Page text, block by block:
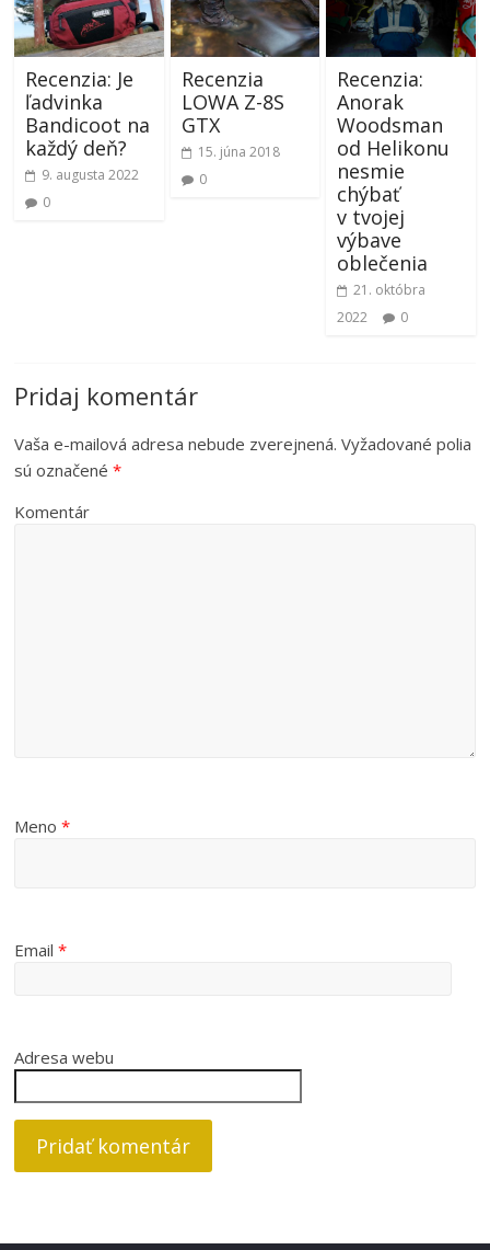
Recenzia: Je
ľadvinka
Bandicoot na
každý deň?
9. augusta 2022
0
Recenzia
LOWA Z-8S
GTX
15. júna 2018
0
Recenzia:
Anorak
Woodsman
od Helikonu
nesmie
chýbať
v tvojej
výbave
oblečenia
21. októbra
2022
0
Pridaj komentár
Vaša e-mailová adresa nebude zverejnená. Vyžadované polia
sú označené*
Komentár
Meno*
Email*
Adresa webu